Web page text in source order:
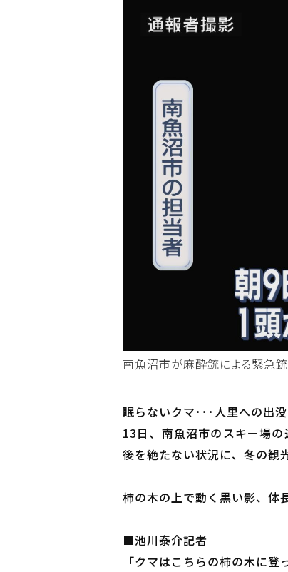
南魚沼市が麻酔銃による緊急
眠らないクマ･･･人里への出
13日、南魚沼市のスキー場
後を絶たない状況に、冬の観
柿の木の上で動く黒い影、体
■池川泰介記者
「クマはこちらの柿の木に